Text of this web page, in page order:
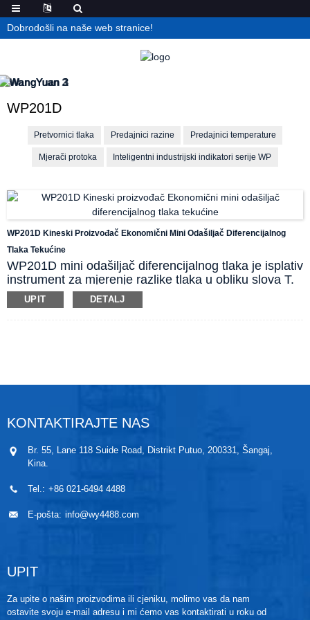
Dobrodošli na naše web stranice!
WP201D
Pretvornici tlaka Predajnici razine Predajnici temperature
Mjerači protoka Inteligentni industrijski indikatori serije WP
WP201D Kineski Proizvođač Ekonomični Mini Odašiljač Diferencijalnog
Tlaka Tekućine
WP201D mini odašiljač diferencijalnog tlaka je isplativ
instrument za mjerenje razlike tlaka u obliku slova T.
Čipovi za mjerenje diferencijalnog tlaka visoke
preciznosti i stabilnosti konfigurirani su unutar donjeg
UPIT DETALJ
KONTAKTIRAJTE NAS
Br. 55, Lane 118 Suide Road, Distrikt Putuo, 200331, Šangaj,
Kina.
Tel.: +86 021-6494 4488
E-pošta: info@wy4488.com
UPIT
Za upite o našim proizvodima ili cjeniku, molimo vas da nam
ostavite svoju e-mail adresu i mi ćemo vas kontaktirati u roku od